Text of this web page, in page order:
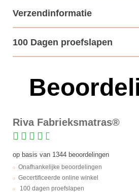
Verzendinformatie
100 Dagen proefslapen
Riva Fabrieksmatras®
op basis van 1344 beoordelingen
Onafhankelijke beoordelingen
Gecertificeerde online winkel
100 dagen proefslapen